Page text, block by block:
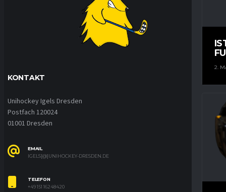
2.
KONTAKT
Unihockey Igels Dresden
Postfach 120024
01001 Dresden
EMAIL
IGELS[@]UNIHOCKEY-DRESDEN.DE
TELEFON
+49 151 16248420